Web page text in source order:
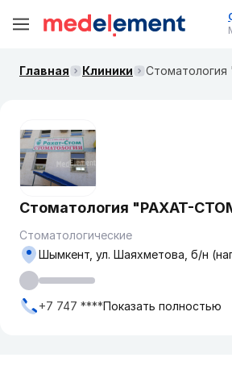
Главная Клиники
Стоматология "РАХАТ-
Стоматологические
Шымкент, ул. Шаяхметова, б/н
+7 747 ****Показать полностью